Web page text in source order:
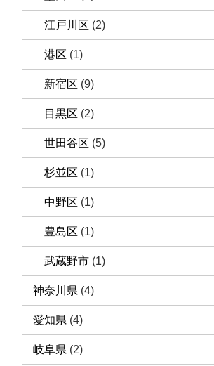
江戸川区 (2)
港区 (1)
新宿区 (9)
目黒区 (2)
世田谷区 (5)
杉並区 (1)
中野区 (1)
豊島区 (1)
武蔵野市 (1)
神奈川県 (4)
愛知県 (4)
岐阜県 (2)